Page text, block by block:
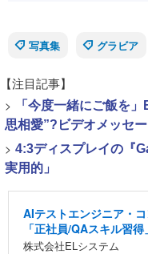
写真集
グラビア
【注目記事】
>
「今度一緒にご飯を
思相愛”?ビデオメッセー
> 4:3ディスプレイの『
実用的」
AIテストエンジニア・
「正社員/QAスキル習
株式会社ELシステム